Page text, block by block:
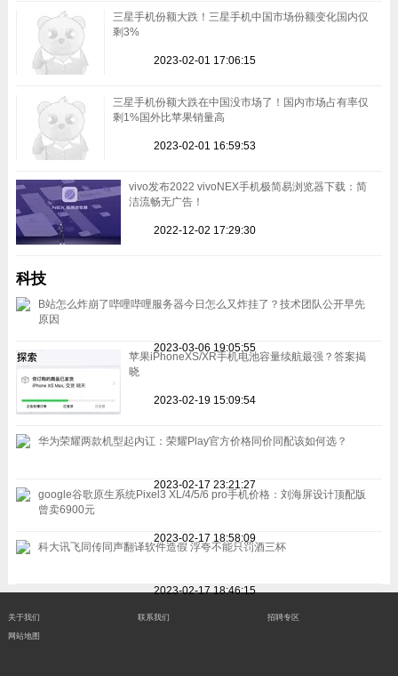
三星手机份额大跌！三星手机中国市场份额变化国内仅
剩3%
2023-02-01 17:06:15
三星手机份额大跌在中国没市场了！国内市场占有率仅
剩1%国外比苹果销量高
2023-02-01 16:59:53
vivo发布2022 vivoNEX手机极简易浏览器下载：简
洁流畅无广告！
2022-12-02 17:29:30
科技
B站怎么炸崩了哔哩哔哩服务器今日怎么又炸挂了？技术团队公开早先
原因
2023-03-06 19:05:55
苹果iPhoneXS/XR手机电池容量续航最强？答案揭
晓
2023-02-19 15:09:54
华为荣耀两款机型起内讧：荣耀Play官方价格同价同配该如何选？
2023-02-17 23:21:27
google谷歌原生系统Pixel3 XL/4/5/6 pro手机价格：刘海屏设计顶配版
曾卖6900元
2023-02-17 18:58:09
科大讯飞同传同声翻译软件造假 浮夸不能只罚酒三杯
2023-02-17 18:46:15
关于我们 联系我们 招聘专区
网站地图